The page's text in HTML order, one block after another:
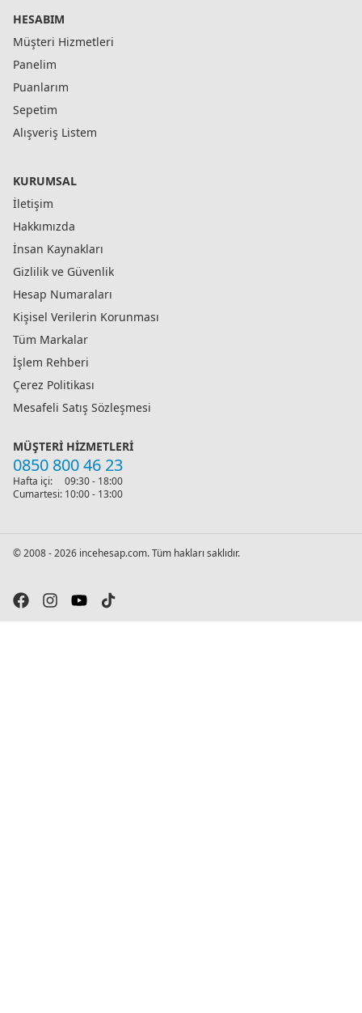
HESABIM
Müşteri Hizmetleri
Panelim
Puanlarım
Sepetim
Alışveriş Listem
KURUMSAL
İletişim
Hakkımızda
İnsan Kaynakları
Gizlilik ve Güvenlik
Hesap Numaraları
Kişisel Verilerin Korunması
Tüm Markalar
İşlem Rehberi
Çerez Politikası
Mesafeli Satış Sözleşmesi
MÜŞTERI HIZMETLERI
0850 800 46 23
Hafta içi:
09:30 - 18:00
Cumartesi: 10:00 - 13:00
© 2008 - 2026 incehesap.com. Tüm hakları saklıdır.